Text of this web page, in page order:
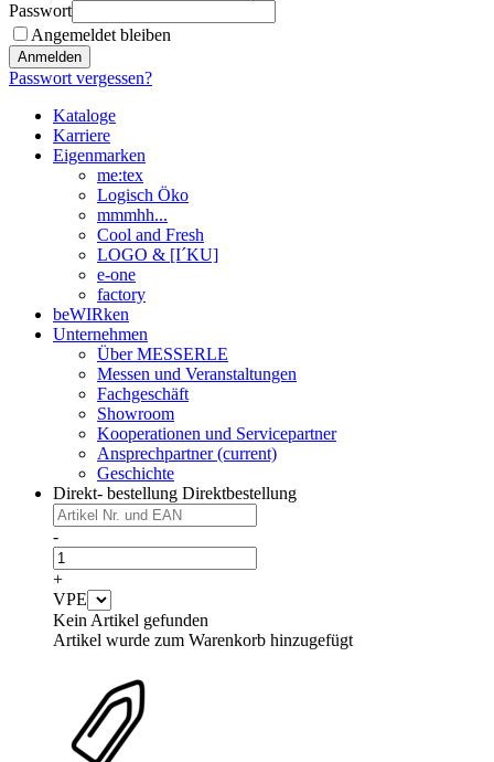
Passwort
Angemeldet bleiben
Anmelden
Passwort vergessen?
Kataloge
Karriere
Eigenmarken
me:tex
Logisch Öko
mmmhh...
Cool and Fresh
LOGO & [I´KU]
e-one
factory
beWIRken
Unternehmen
Über MESSERLE
Messen und Veranstaltungen
Fachgeschäft
Showroom
Kooperationen und Servicepartner
Ansprechpartner(current)
Geschichte
Direkt- bestellung Direktbestellung
-
+
VPE
Kein Artikel gefunden
Artikel wurde zum Warenkorb hinzugefügt